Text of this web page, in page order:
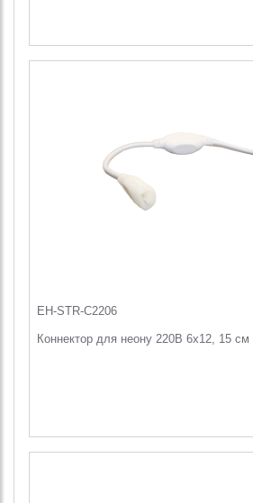
EH-STR-C2206
Коннектор для неону 220В 6х12, 15 см